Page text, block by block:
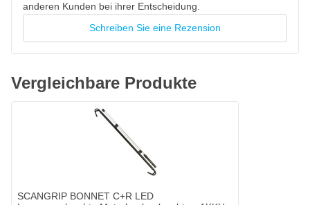
anderen Kunden bei ihrer Entscheidung.
Schreiben Sie eine Rezension
Vergleichbare Produkte
SCANGRIP BONNET C+R LED